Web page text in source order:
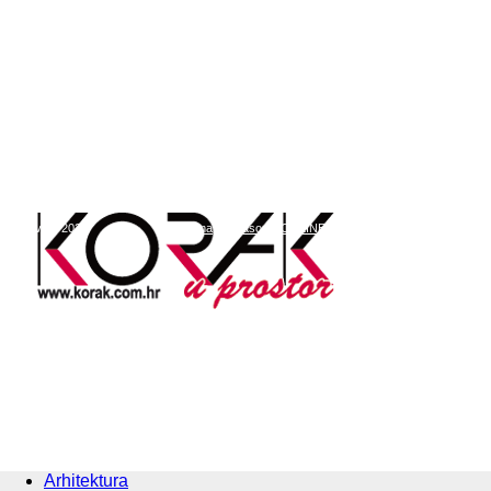
8, kolovoz, 2026 O nama Časopis ONLINE
Arhitektura